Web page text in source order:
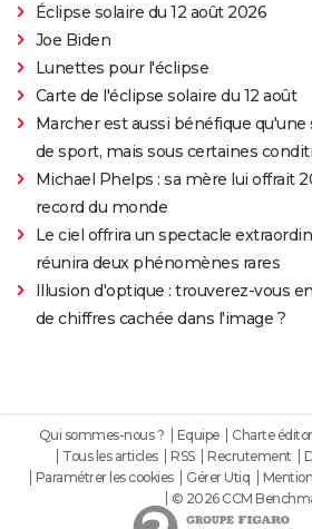
Éclipse solaire du 12 août 2026
Joe Biden
Lunettes pour l'éclipse
Carte de l'éclipse solaire du 12 août
Marcher est aussi bénéfique qu'une
de sport, mais sous certaines
Michael Phelps : sa mère lui offrait
record du monde
Le ciel offrira un spectacle
réunira deux phénomènes rares
Illusion d'optique : trouverez-vous
de chiffres cachée dans l'image ?
Qui sommes-nous ? Equipe Charte
Tous les articles
RSS Recrutement
Paramétrer les cookies
Gérer Utiq
© 2026 CCM